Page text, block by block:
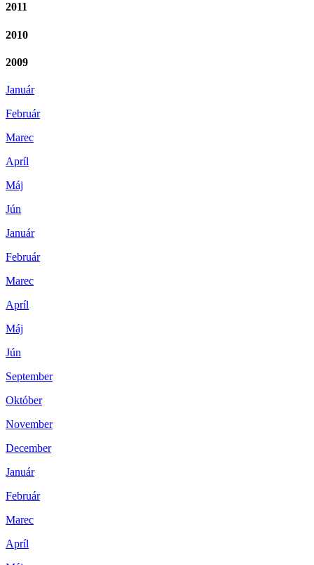
2011
2010
2009
Január
Február
Marec
Apríl
Máj
Jún
Január
Február
Marec
Apríl
Máj
Jún
September
Október
November
December
Január
Február
Marec
Apríl